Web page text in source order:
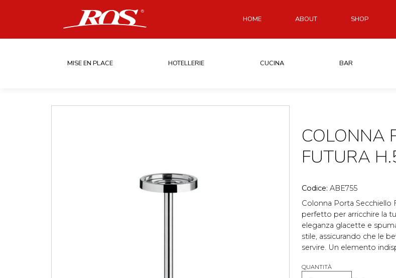
HOME ABOUT SHOP
MISE EN PLACE HOTELLERIE CUCINA BAR
COLONNA
FUTURA
Codice: ABE755
Colonna Porta Secchiello
perfetto per arricchire la
eleganza glacette e
stile, assicurando che le
servire. Un elemento
QUANTITÀ